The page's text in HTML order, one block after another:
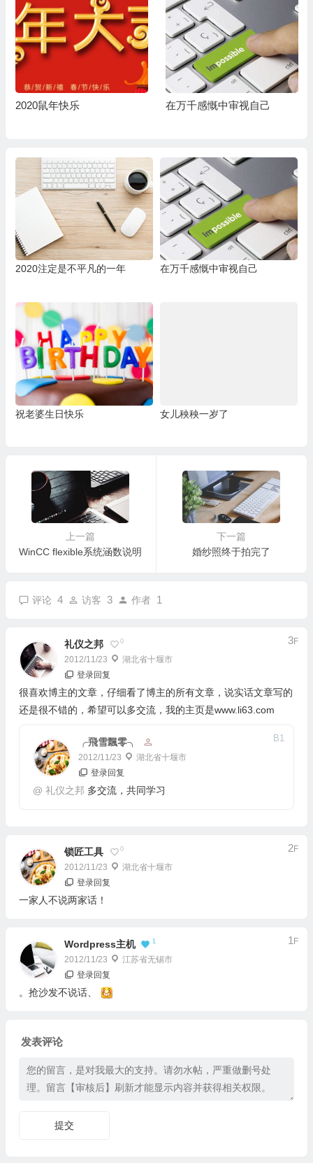
2020鼠年快乐 在万千感慨中审视自己
2020注定是不平凡的一年 在万千感慨中审视自己
祝老婆生日快乐 女儿秧秧一岁了
上一篇
WinCC flexible系统涵数说明
下一篇
婚纱照终于拍完了
评论 4 访客 3 作者 1
礼仪之邦 0
2012/11/23 湖北省十堰市
3F
登录回复
很喜欢博主的文章，仔细看了博主的所有文章，说实话文章写的
还是很不错的，希望可以多交流，我的主页是www.li63.com
╭飛雪飄零╮
2012/11/23 湖北省十堰市
B1
登录回复
@ 礼仪之邦 多交流，共同学习
锁匠工具 0
2012/11/23 湖北省十堰市
2F
登录回复
一家人不说两家话！
Wordpress主机 1
2012/11/23 江苏省无锡市
1 F
登录回复
。抢沙发不说话、
发表评论